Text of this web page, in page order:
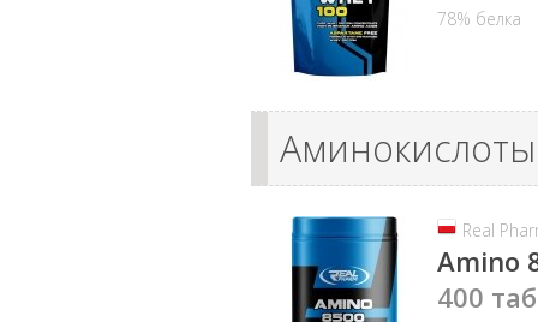
78% белка
Аминокислоты
Real
Amino
400